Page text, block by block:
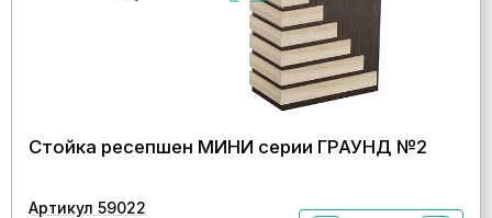
Стойка ресепшен МИНИ серии ГРАУНД №2
Артикул 59022